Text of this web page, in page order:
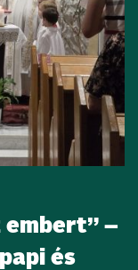
embert” –
és